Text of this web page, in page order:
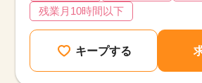
残業月10時間以下
キープする